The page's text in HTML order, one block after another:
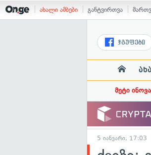
ახალი ამბები განტვირთვა
ჯგუფები
მეტი
5 იანვარი, 17:03